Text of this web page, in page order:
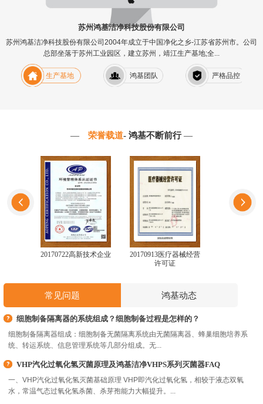
苏州鸿基洁净科技股份有限公司
苏州鸿基洁净科技股份有限公司2004年成立于中国净化之乡-江苏省苏州市。公司
总部坐落于苏州工业园区，建立苏州，靖江生产基地;全...
生产基地 鸿基团队 严格品控
— 荣誉载道- 鸿基不断前行—
20170722高新技术企业
20170913医疗器械经营
许可证
常见问题 鸿基动态
细胞制备隔离器的系统组成？细胞制备过程是怎样的？
细胞制备隔离器组成：细胞制备无菌隔离系统由无菌隔离器、蜂巢细胞培养系
统、转运系统、信息管理系统等几部分组成。无...
VHP汽化过氧化氢灭菌原理及鸿基洁净VHPS系列灭菌器FAQ
一、VHP汽化过氧化氢灭菌基础原理 VHP即汽化过氧化氢，相较于液态双氧
水，常温气态过氧化氢杀菌、杀芽孢能力大幅提升。...